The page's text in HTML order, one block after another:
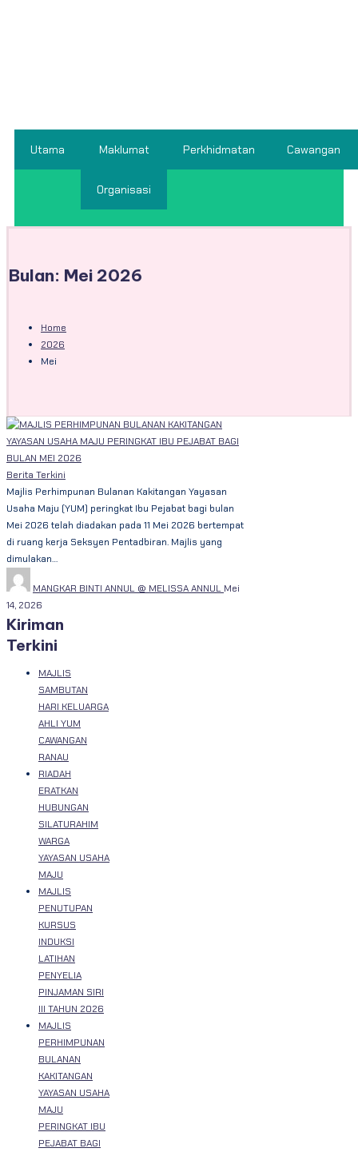
Utama Maklumat
Organisasi
Perkhidmatan Cawangan
Bulan: Mei 2026
Home
2026
Mei
Berita Terkini
Majlis Perhimpunan Bulanan Kakitangan Yayasan
Usaha Maju (YUM) peringkat Ibu Pejabat bagi bulan
Mei 2026 telah diadakan pada 11 Mei 2026 bertempat
di ruang kerja Seksyen Pentadbiran. Majlis yang
dimulakan…
MANGKAR BINTI ANNUL @ MELISSA ANNUL Mei
14, 2026
Kiriman
Terkini
MAJLIS
SAMBUTAN
HARI KELUARGA
AHLI YUM
CAWANGAN
RANAU
RIADAH
ERATKAN
HUBUNGAN
SILATURAHIM
WARGA
YAYASAN USAHA
MAJU
MAJLIS
PENUTUPAN
KURSUS
INDUKSI
LATIHAN
PENYELIA
PINJAMAN SIRI
III TAHUN 2026
MAJLIS
PERHIMPUNAN
BULANAN
KAKITANGAN
YAYASAN USAHA
MAJU
PERINGKAT IBU
PEJABAT BAGI